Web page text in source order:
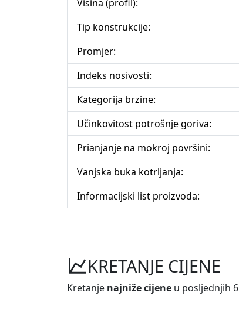
Visina (profil):
Tip konstrukcije:
Promjer:
Indeks nosivosti:
Kategorija brzine:
Učinkovitost potrošnje goriva:
Prianjanje na mokroj površini:
Vanjska buka kotrljanja:
Informacijski list proizvoda:
KRETANJE CIJENE
Kretanje najniže cijene u posljednjih